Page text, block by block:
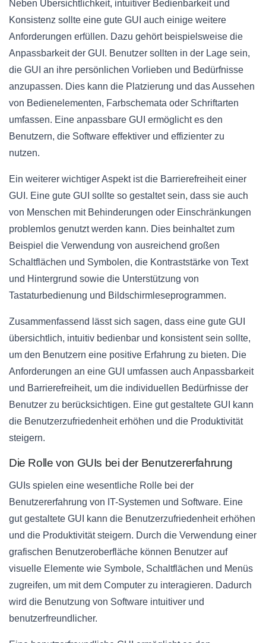
Neben Übersichtlichkeit, intuitiver Bedienbarkeit und
Konsistenz sollte eine gute GUI auch einige weitere
Anforderungen erfüllen. Dazu gehört beispielsweise die
Anpassbarkeit der GUI. Benutzer sollten in der Lage sein,
die GUI an ihre persönlichen Vorlieben und Bedürfnisse
anzupassen. Dies kann die Platzierung und das Aussehen
von Bedienelementen, Farbschemata oder Schriftarten
umfassen. Eine anpassbare GUI ermöglicht es den
Benutzern, die Software effektiver und effizienter zu
nutzen.
Ein weiterer wichtiger Aspekt ist die Barrierefreiheit einer
GUI. Eine gute GUI sollte so gestaltet sein, dass sie auch
von Menschen mit Behinderungen oder Einschränkungen
problemlos genutzt werden kann. Dies beinhaltet zum
Beispiel die Verwendung von ausreichend großen
Schaltflächen und Symbolen, die Kontraststärke von Text
und Hintergrund sowie die Unterstützung von
Tastaturbedienung und Bildschirmleseprogrammen.
Zusammenfassend lässt sich sagen, dass eine gute GUI
übersichtlich, intuitiv bedienbar und konsistent sein sollte,
um den Benutzern eine positive Erfahrung zu bieten. Die
Anforderungen an eine GUI umfassen auch Anpassbarkeit
und Barrierefreiheit, um die individuellen Bedürfnisse der
Benutzer zu berücksichtigen. Eine gut gestaltete GUI kann
die Benutzerzufriedenheit erhöhen und die Produktivität
steigern.
Die Rolle von GUIs bei der Benutzererfahrung
GUIs spielen eine wesentliche Rolle bei der
Benutzererfahrung von IT-Systemen und Software. Eine
gut gestaltete GUI kann die Benutzerzufriedenheit erhöhen
und die Produktivität steigern. Durch die Verwendung einer
grafischen Benutzeroberfläche können Benutzer auf
visuelle Elemente wie Symbole, Schaltflächen und Menüs
zugreifen, um mit dem Computer zu interagieren. Dadurch
wird die Benutzung von Software intuitiver und
benutzerfreundlicher.